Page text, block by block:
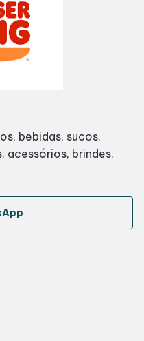
bebidas, sucos,
acessórios, brindes,